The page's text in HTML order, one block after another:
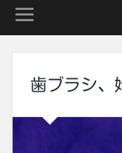
歯ブラシ、